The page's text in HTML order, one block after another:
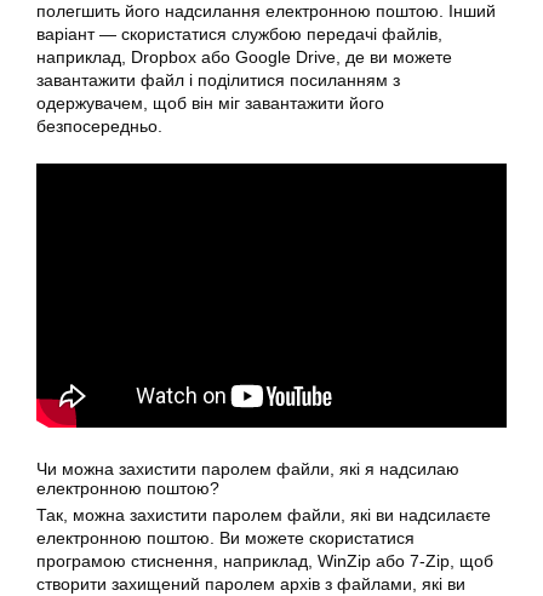
полегшить його надсилання електронною поштою. Інший
варіант — скористатися службою передачі файлів,
наприклад, Dropbox або Google Drive, де ви можете
завантажити файл і поділитися посиланням з
одержувачем, щоб він міг завантажити його
безпосередньо.
Чи можна захистити паролем файли, які я надсилаю
електронною поштою?
Так, можна захистити паролем файли, які ви надсилаєте
електронною поштою. Ви можете скористатися
програмою стиснення, наприклад, WinZip або 7-Zip, щоб
створити захищений паролем архів з файлами, які ви